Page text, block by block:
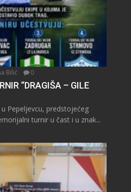
Bilić 0
“DRAGIŠA – GILE
Pepeljevcu, predstojećeg
turnir u čast i u znak...